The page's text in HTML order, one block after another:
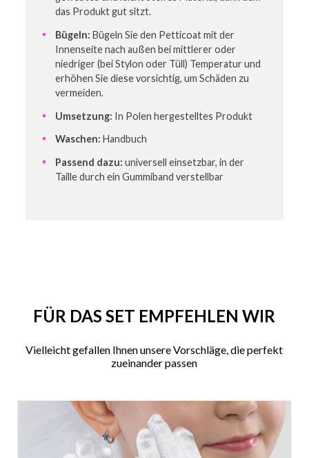
das Produkt gut sitzt.
Bügeln: Bügeln Sie den Petticoat mit der
Innenseite nach außen bei mittlerer oder
niedriger (bei Stylon oder Tüll) Temperatur und
erhöhen Sie diese vorsichtig, um Schäden zu
vermeiden.
Umsetzung: In Polen hergestelltes Produkt
Waschen: Handbuch
Passend dazu: universell einsetzbar, in der
Taille durch ein Gummiband verstellbar
FÜR DAS SET EMPFEHLEN WIR
Vielleicht gefallen Ihnen unsere Vorschläge, die perfekt
zueinander passen